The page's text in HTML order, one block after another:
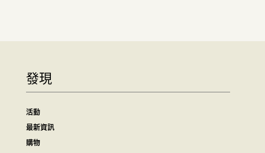
發現
活動
最新資訊
購物